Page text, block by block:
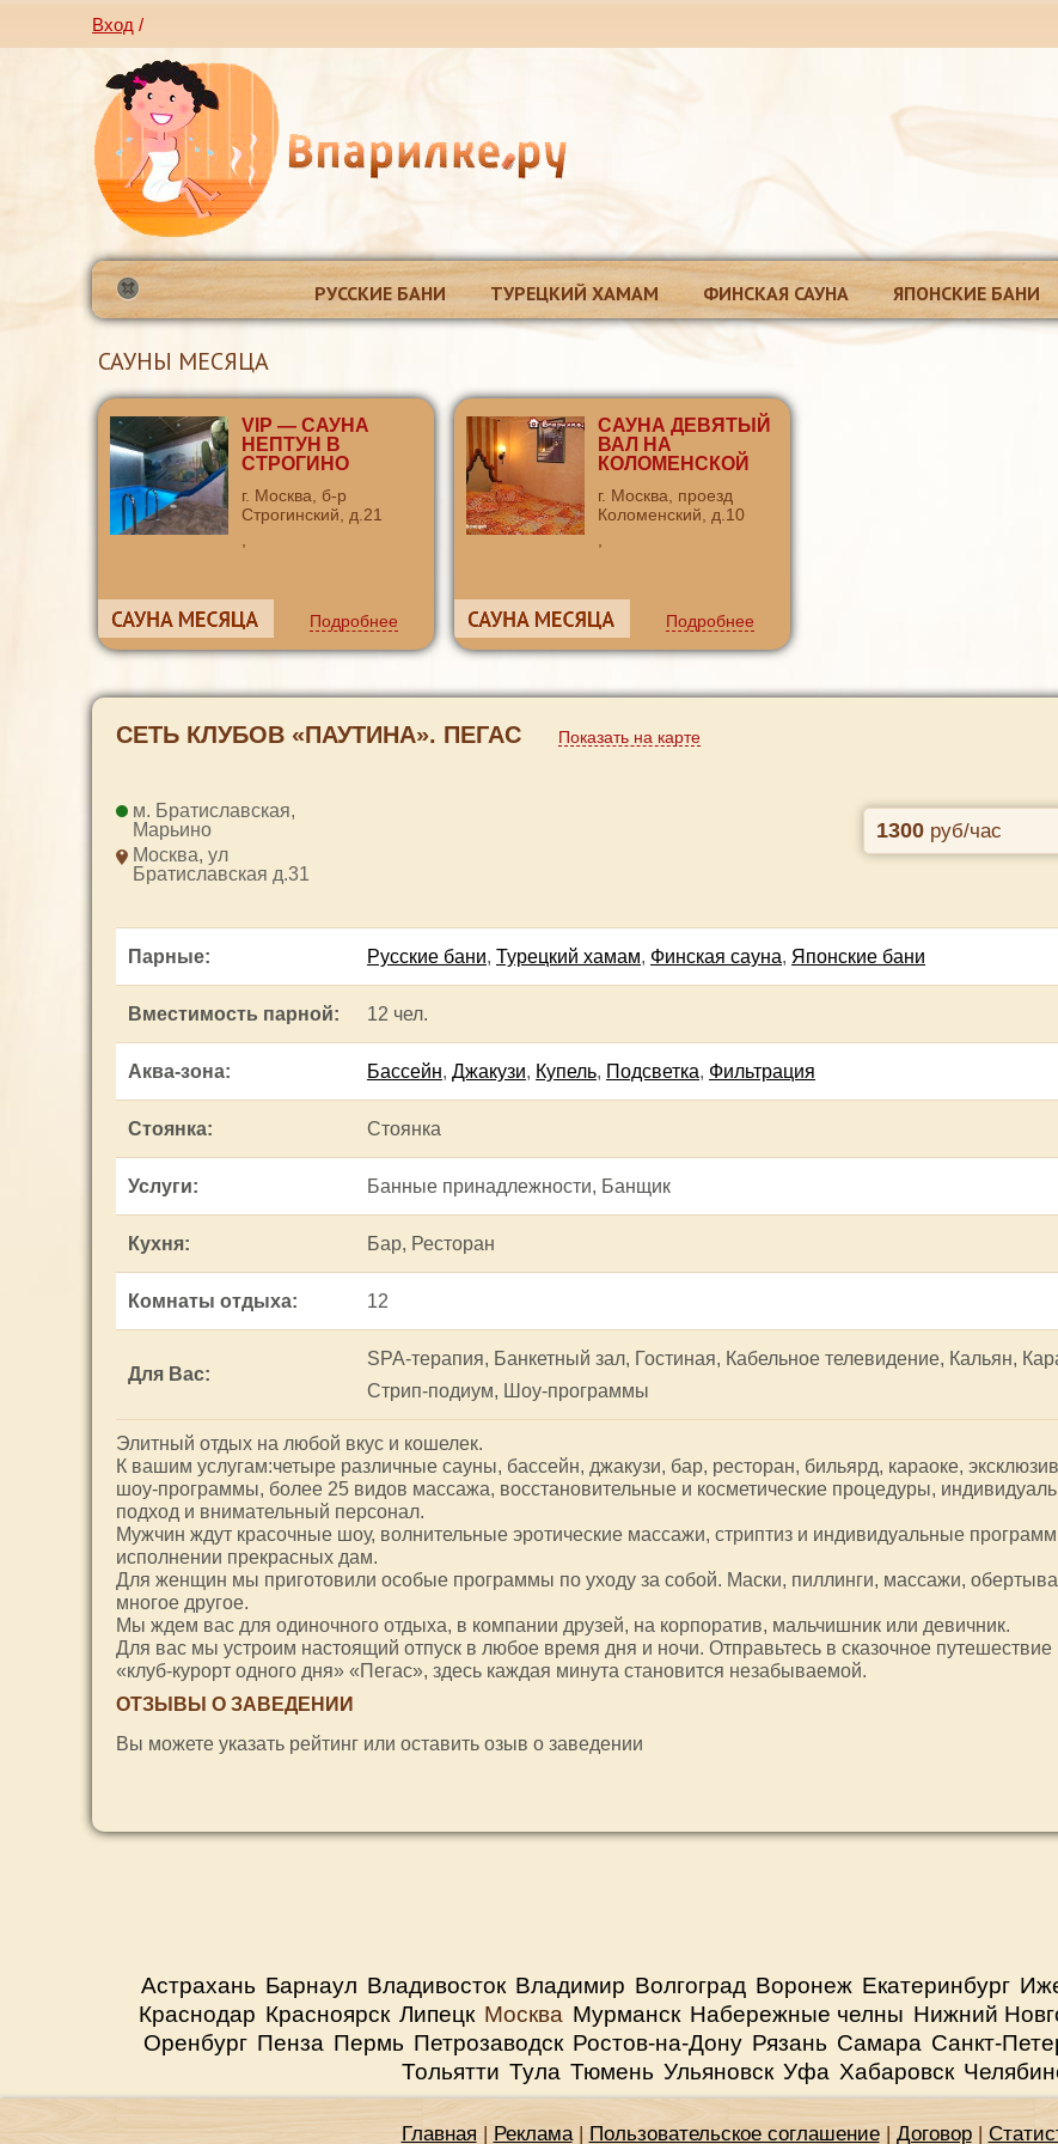
Вход /
РУССКИЕ БАНИ ТУРЕЦКИЙ ХАМАМ ФИНСКАЯ САУНА ЯПОНСКИЕ БАНИ
САУНЫ МЕСЯЦА
VIP — САУНА
НЕПТУН В
СТРОГИНО
г. Москва, б-р
Строгинский, д.21
Подробнее
САУНА ДЕВЯТЫЙ
ВАЛ НА
КОЛОМЕНСКОЙ
г. Москва, проезд
Коломенский, д.10
Подробнее
СЕТЬ КЛУБОВ «ПАУТИНА». ПЕГАС Показать на карте
Братиславская,
Марьино
Москва, ул
Братиславская д.31
1300 руб/час
Парные: Русские бани, Турецкий хамам, Финская сауна, Японские бани
Вместимость парной: 12 чел.
Аква-зона: Бассейн, Джакузи, Купель, Подсветка, Фильтрация
Стоянка: Стоянка
Услуги: Банные принадлежности, Банщик
Кухня: Бар, Ресторан
Комнаты отдыха: 12
Для Вас:
SPA-терапия, Банкетный зал, Гостиная, Кабельное телевидение, Кальян,
Стрип-подиум, Шоу-программы
Элитный отдых на любой вкус и кошелек.
К вашим услугам:четыре различные сауны, бассейн, джакузи, бар, ресторан, бильярд, караоке,
шоу-программы, более 25 видов массажа, восстановительные и косметические процедуры,
подход и внимательный персонал.
Мужчин ждут красочные шоу, волнительные эротические массажи, стриптиз и индивидуальные
исполнении прекрасных дам.
Для женщин мы приготовили особые программы по уходу за собой. Маски, пиллинги, массажи,
многое другое.
Мы ждем вас для одиночного отдыха, в компании друзей, на корпоратив, мальчишник или девичник.
Для вас мы устроим настоящий отпуск в любое время дня и ночи. Отправьтесь в сказочное путешествие
«клуб-курорт одного дня» «Пегас», здесь каждая минута становится незабываемой.
ОТЗЫВЫ О ЗАВЕДЕНИИ
Вы можете указать рейтинг или оставить озыв о заведении
Астрахань Барнаул Владивосток Владимир Волгоград Воронеж Екатеринбург
Краснодар Красноярск Липецк Москва Мурманск Набережные челны Нижний
Оренбург Пенза Пермь Петрозаводск Ростов-на-Дону Рязань Самара Санкт-
Тольятти Тула Тюмень Ульяновск Уфа Хабаровск
Главная| Реклама| Пользовательское соглашение| Договор|